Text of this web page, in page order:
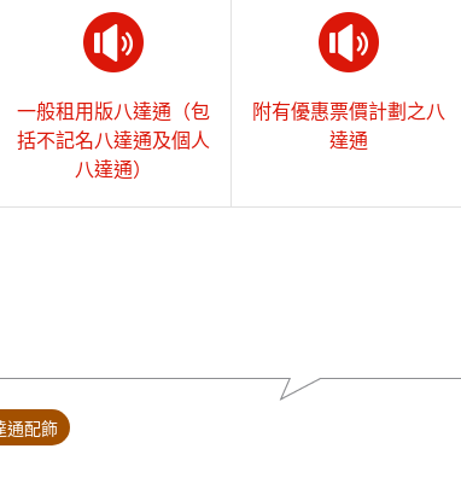
一般租用版八達通（包
括不記名八達通及個人
八達通）
附有優惠票價計劃之八
達通
通配飾